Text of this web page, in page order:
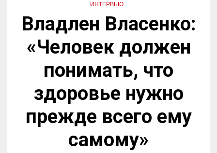
ИНТЕРВЬЮ
Владлен Власенко:
«Человек должен
понимать, что
здоровье нужно
прежде всего ему
самому»